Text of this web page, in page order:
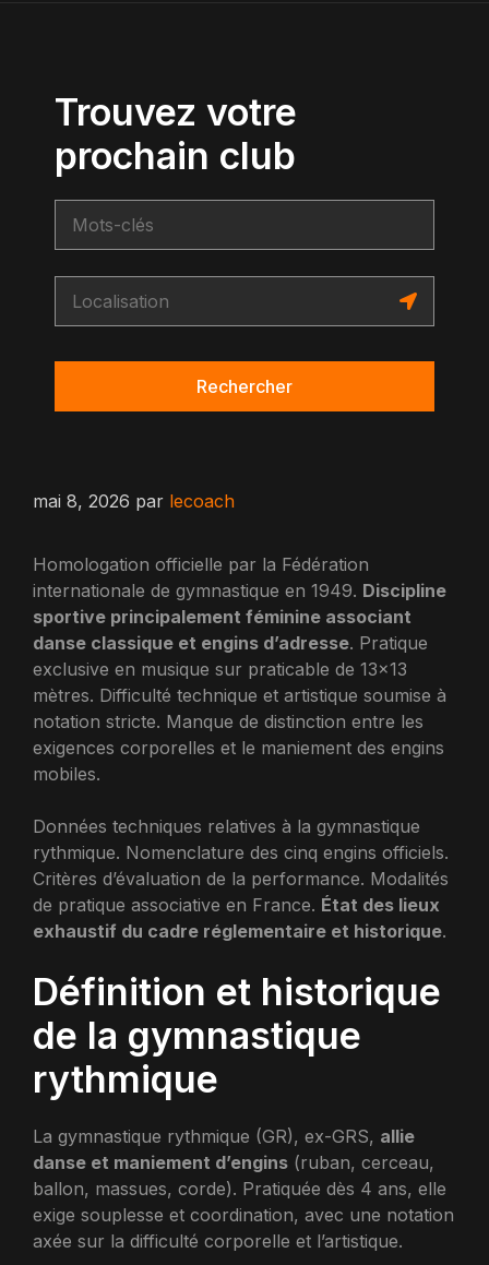
Trouvez votre
prochain club
Rechercher
mai 8, 2026 par lecoach
Homologation officielle par la Fédération
internationale de gymnastique en 1949. Discipline
sportive principalement féminine associant
danse classique et engins d’adresse. Pratique
exclusive en musique sur praticable de 13×13
mètres. Difficulté technique et artistique soumise à
notation stricte. Manque de distinction entre les
exigences corporelles et le maniement des engins
mobiles.
Données techniques relatives à la gymnastique
rythmique. Nomenclature des cinq engins officiels.
Critères d’évaluation de la performance. Modalités
de pratique associative en France. État des lieux
exhaustif du cadre réglementaire et historique.
Définition et historique
de la gymnastique
rythmique
La gymnastique rythmique (GR), ex-GRS, allie
danse et maniement d’engins (ruban, cerceau,
ballon, massues, corde). Pratiquée dès 4 ans, elle
exige souplesse et coordination, avec une notation
axée sur la difficulté corporelle et l’artistique.